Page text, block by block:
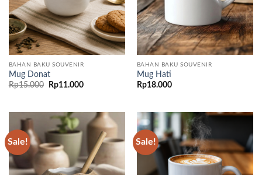
BAHAN BAKU SOUVENIR
Mug Donat
Rp15.000
Original
Rp11.000Current
BAHAN BAKU SOUVENIR
Mug Hati
Rp18.000
Sale! Sale!